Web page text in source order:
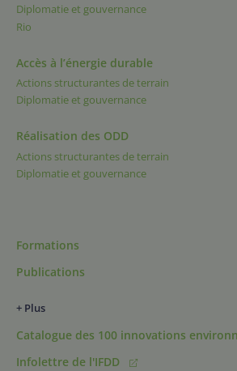
Diplomatie et gouvernance
Rio
Accès à l’énergie durable
Actions structurantes de terrain
Diplomatie et gouvernance
Réalisation des ODD
Actions structurantes de terrain
Diplomatie et gouvernance
Formations
Publications
+ Plus
Catalogue des 100 innovations
Infolettre de l'IFDD